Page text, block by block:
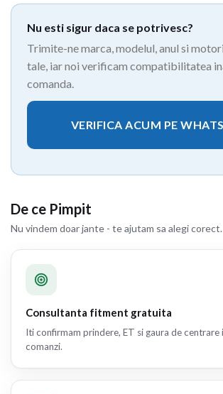
Nu esti sigur daca se potrivesc?
Trimite-ne marca, modelul, anul si
tale, iar noi verificam compatibilitatea
comanda.
VERIFICA ACUM PE
De ce Pimpit
Nu vindem doar jante - te ajutam sa alegi corect.
Consultanta fitment gratuita
Iti confirmam prindere, ET si gaura de centrare
comanzi.